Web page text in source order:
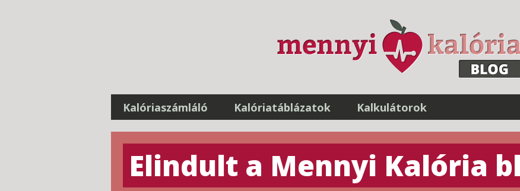
Ugrás a tartalomhoz
Kalóriaszámláló Kalóriatáblázatok Kalkulátorok
Elindult a Mennyi Kalória